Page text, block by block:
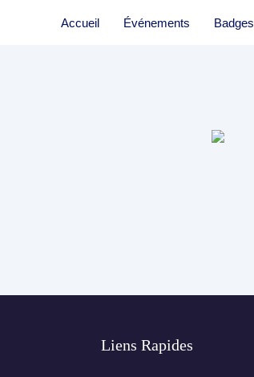
Accueil Événements Badges
Liens Rapides